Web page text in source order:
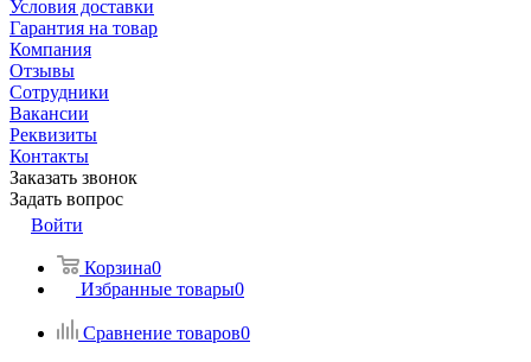
Условия доставки
Гарантия на товар
Компания
Отзывы
Сотрудники
Вакансии
Реквизиты
Контакты
Заказать звонок
Задать вопрос
Войти
Корзина0
Избранные товары0
Сравнение товаров0